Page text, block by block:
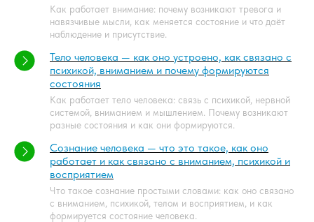
Как работает внимание: почему возникают тревога и
навязчивые мысли, как меняется состояние и что даёт
наблюдение и присутствие.
Тело человека — как оно устроено, как связано с
психикой, вниманием и почему формируются
состояния
Как работает тело человека: связь с психикой, нервной
системой, вниманием и мышлением. Почему возникают
разные состояния и как они формируются.
Сознание человека — что это такое, как оно
работает и как связано с вниманием, психикой и
восприятием
Что такое сознание простыми словами: как оно связано
с вниманием, психикой, телом и восприятием, и как
формируется состояние человека.